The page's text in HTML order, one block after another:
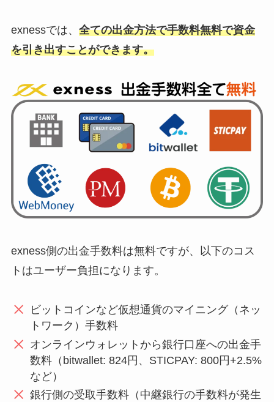
exnessでは、 全ての出金方法で手数料無料で資金
を引き出すことができます。
exness側の出金手数料は無料ですが、以下のコス
トはユーザー負担になります。
ビットコインなど仮想通貨のマイニング（ネッ
トワーク）手数料
オンラインウォレットから銀行口座への出金手
数料（bitwallet: 824円、STICPAY: 800円+2.5%
など）
銀行側の受取手数料（中継銀行の手数料が発生